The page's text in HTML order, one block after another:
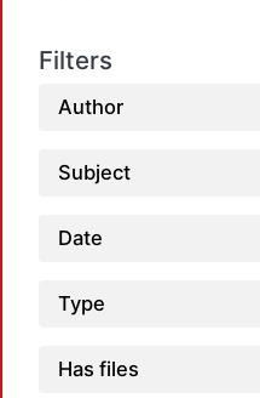
Filters
Author
Subject
Date
Type
Has files